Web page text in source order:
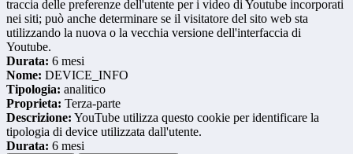
traccia delle preferenze dell'utente per i video di Youtube incorporati
nei siti; può anche determinare se il visitatore del sito web sta
utilizzando la nuova o la vecchia versione dell'interfaccia di
Youtube.
Durata: 6 mesi
Nome: DEVICE_INFO
Tipologia: analitico
Proprieta: Terza-parte
Descrizione: YouTube utilizza questo cookie per identificare la
tipologia di device utilizzata dall'utente.
Durata: 6 mesi